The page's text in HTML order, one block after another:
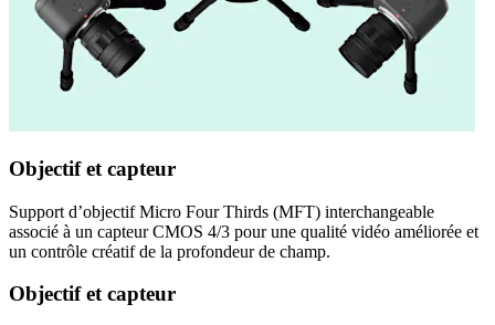
Objectif et capteur
Support d’objectif Micro Four Thirds (MFT) interchangeable
associé à un capteur CMOS 4/3 pour une qualité vidéo améliorée et
un contrôle créatif de la profondeur de champ.
Objectif et capteur